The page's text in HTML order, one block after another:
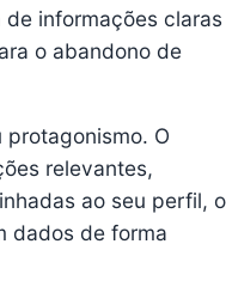
informações claras
o abandono de
protagonismo. O
relevantes,
ao seu perfil, o
dados de forma